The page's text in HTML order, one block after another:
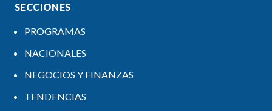
SECCIONES
PROGRAMAS
NACIONALES
NEGOCIOS Y FINANZAS
TENDENCIAS